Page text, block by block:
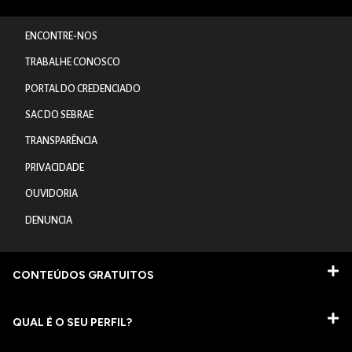
ENCONTRE-NOS
TRABALHE CONOSCO
PORTAL DO CREDENCIADO
SAC DO SEBRAE
TRANSPARÊNCIA
PRIVACIDADE
OUVIDORIA
DENUNCIA
CONTEÚDOS GRATUITOS
QUAL É O SEU PERFIL?